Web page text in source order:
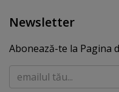
Newsletter
Abonează-te la Pagina